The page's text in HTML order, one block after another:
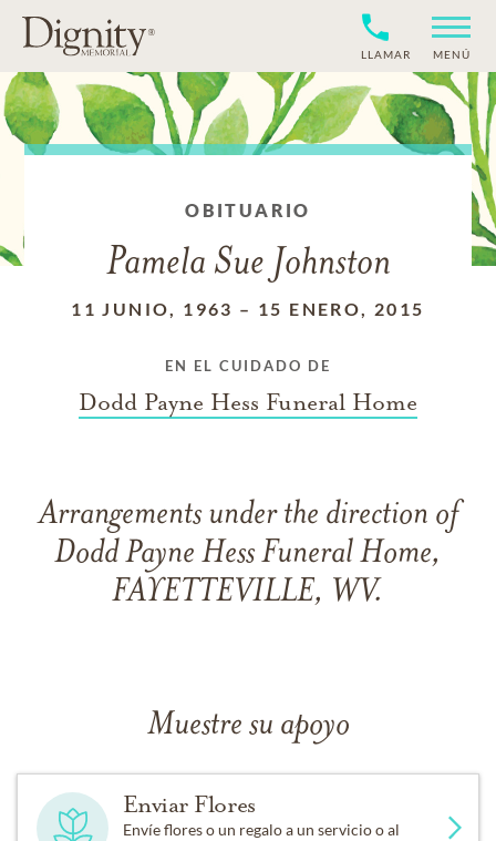
LLAMAR MENÚ
OBITUARIO
Pamela Sue Johnston
11 JUNIO, 1963 – 15 ENERO, 2015
EN EL CUIDADO DE
Dodd Payne Hess Funeral Home
Arrangements under the direction of
Dodd Payne Hess Funeral Home,
FAYETTEVILLE, WV.
Muestre su apoyo
Enviar Flores
Envíe flores o un regalo a un servicio o al